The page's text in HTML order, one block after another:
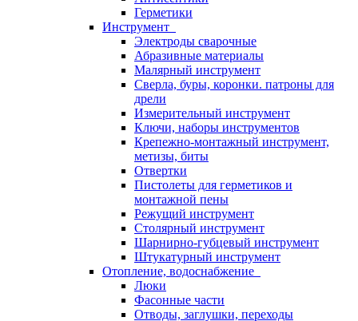
Герметики
Инструмент
Электроды сварочные
Абразивные материалы
Малярный инструмент
Сверла, буры, коронки. патроны для
дрели
Измерительный инструмент
Ключи, наборы инструментов
Крепежно-монтажный инструмент,
метизы, биты
Отвертки
Пистолеты для герметиков и
монтажной пены
Режущий инструмент
Столярный инструмент
Шарнирно-губцевый инструмент
Штукатурный инструмент
Отопление, водоснабжение
Люки
Фасонные части
Отводы, заглушки, переходы